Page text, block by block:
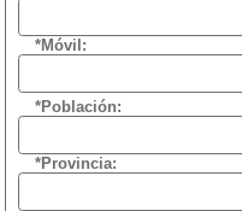
*Móvil:
*Población:
*Provincia: